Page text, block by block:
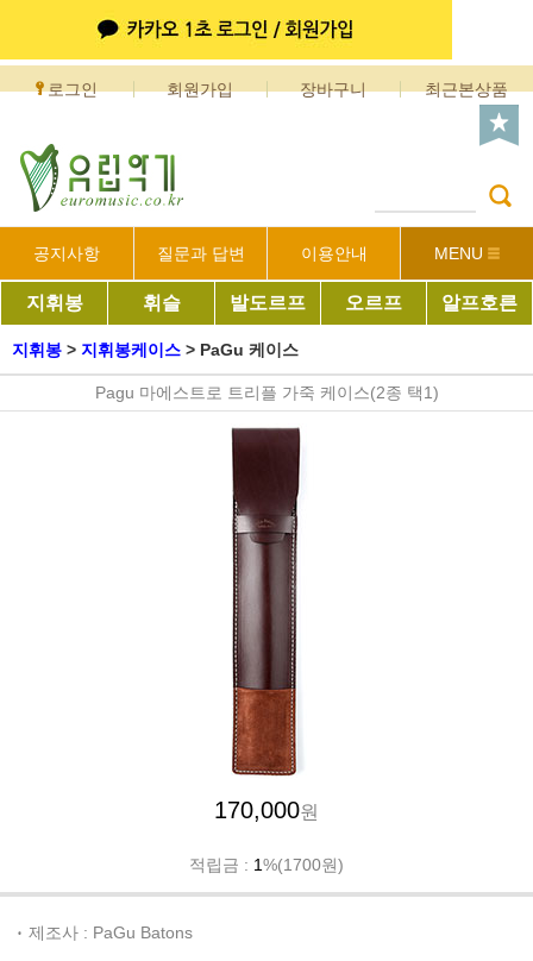
로그인 회원가입 장바구니 최근본상품
공지사항 질문과 답변 이용안내 MENU
지휘봉 휘슬 발도르프 오르프 알프호른
지휘봉 > 지휘봉케이스 > PaGu 케이스
Pagu 마에스트로 트리플 가죽 케이스(2종 택1)
170,000원
적립금 : 1%(1700원)
제조사 : PaGu Batons